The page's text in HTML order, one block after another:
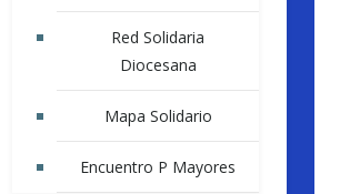
Red Solidaria
Diocesana
Mapa Solidario
Encuentro P Mayores